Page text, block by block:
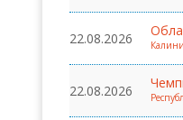
22.08.2026
22.08.2026